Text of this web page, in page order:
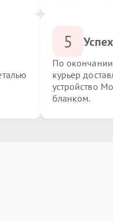
5 Успех
По
курьер
устройство
бланком.